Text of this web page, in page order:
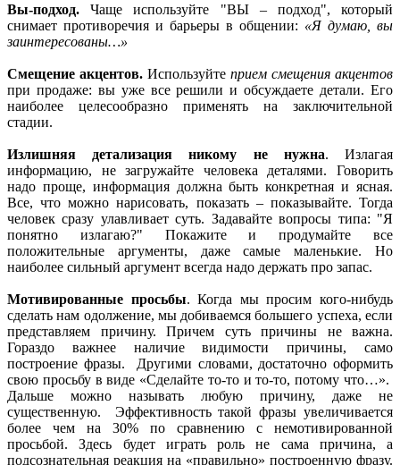
Вы-подход. Чаще используйте "ВЫ – подход", который
снимает противоречия и барьеры в общении: «Я думаю, вы
заинтересованы…»
Смещение акцентов. Используйте прием смещения акцентов
при продаже: вы уже все решили и обсуждаете детали. Его
наиболее целесообразно применять на заключительной
стадии.
Излишняя детализация никому не нужна. Излагая
информацию, не загружайте человека деталями. Говорить
надо проще, информация должна быть конкретная и ясная.
Все, что можно нарисовать, показать – показывайте. Тогда
человек сразу улавливает суть. Задавайте вопросы типа: "Я
понятно излагаю?" Покажите и продумайте все
положительные аргументы, даже самые маленькие. Но
наиболее сильный аргумент всегда надо держать про запас.
Мотивированные просьбы. Когда мы просим кого-нибудь
сделать нам одолжение, мы добиваемся большего успеха, если
представляем причину. Причем суть причины не важна.
Гораздо важнее наличие видимости причины, само
построение фразы. Другими словами, достаточно оформить
свою просьбу в виде «Сделайте то-то и то-то, потому что…».
Дальше можно называть любую причину, даже не
существенную. Эффективность такой фразы увеличивается
более чем на 30% по сравнению с немотивированной
просьбой. Здесь будет играть роль не сама причина, а
подсознательная реакция на «правильно» построенную фразу.